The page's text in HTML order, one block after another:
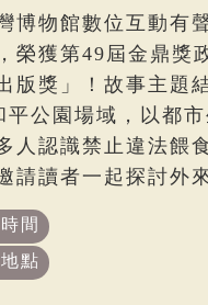
博物館數位互動有
榮獲第49屆金鼎獎
版獎」！故事主題
平公園場域，以都市
人認識禁止違法餵
請讀者一起探討外
間
點